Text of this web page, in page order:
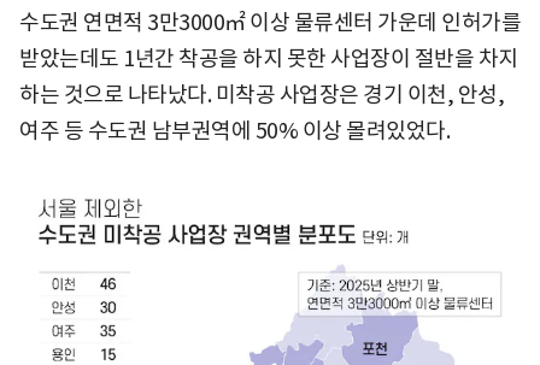
수도권 연면적 3만3000㎡ 이상 물류센터 가운데 인허가를
받았는데도 1년간 착공을 하지 못한 사업장이 절반을 차지
하는 것으로 나타났다. 미착공 사업장은 경기 이천, 안성,
여주 등 수도권 남부권역에 50% 이상 몰려있었다.